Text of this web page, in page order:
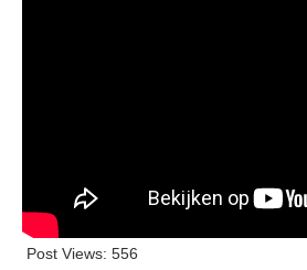
Post Views: 556